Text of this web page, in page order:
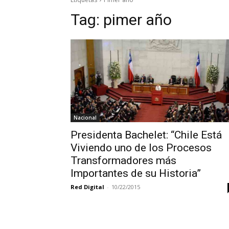
Tag: pimer año
Nacional
Presidenta Bachelet: “Chile Está
Viviendo uno de los Procesos
Transformadores más
Importantes de su Historia”
Red Digital - 10/22/2015